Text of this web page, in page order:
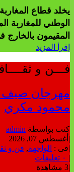
يخلد قطاع المغاربة
الوطني للمغاربة
المقيمون بالخارج في
إقرأ المزيد
فـــن و
مهرجان صيف
محمود مكري
كتب بواسطة admin
| أغسطس 07, 2026
|فى : الواجهة, فن و
|
|3 مشاهدة